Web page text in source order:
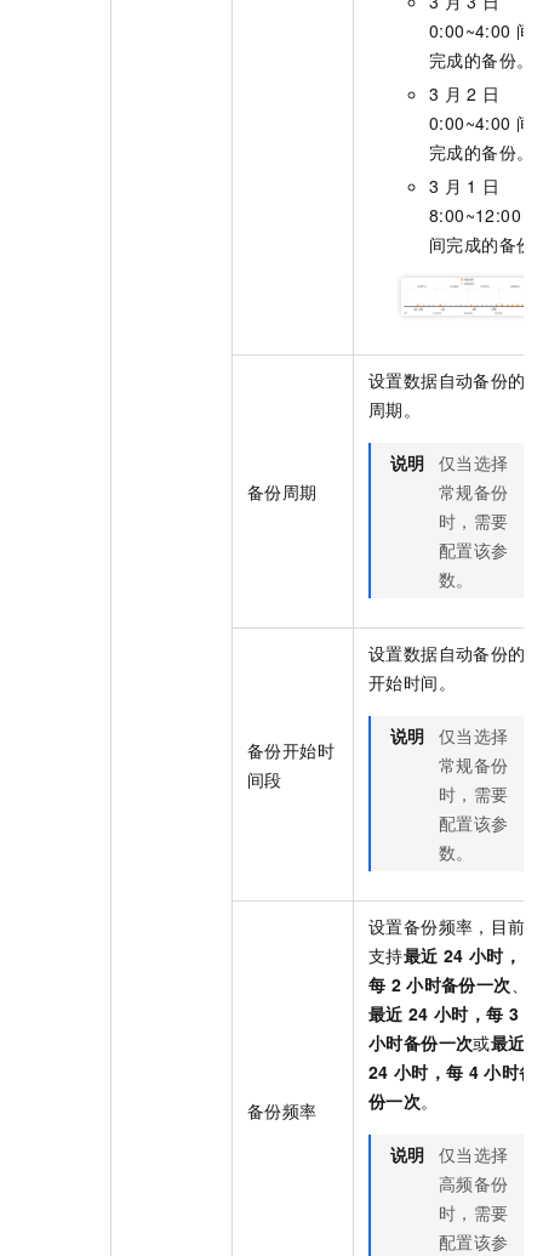
0:00~4:00 间
完成的备份。
3 月 2 日
0:00~4:00 间
完成的备份。
3 月 1 日
8:00~12:00
间完成的备份
备份周期
设置数据自动备份的
周期。
说明 仅当选择
常规备份
时，需要
配置该参
数。
备份开始时
间段
设置数据自动备份的
开始时间。
说明 仅当选择
常规备份
时，需要
配置该参
数。
备份频率
设置备份频率，目前
支持最近 24 小时，
每 2 小时备份一次、
最近 24 小时，每 3
小时备份一次或最近
24 小时，每 4 小时备
份一次。
说明 仅当选择
高频备份
时，需要
配置该参